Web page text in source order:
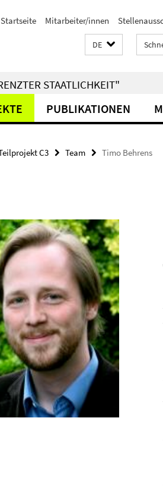
Startseite Mitarbeiter/innen
DE
STAATLICHKEIT"
PUBLIKATIONEN
C3 Team Timo Behrens